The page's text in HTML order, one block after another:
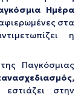
Ημέρα
στα
η
Παγκόσμιας
στην